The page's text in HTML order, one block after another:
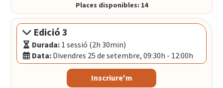
Dilluns 14 de setembre, 10:00h - 12:30h
Porta22- Carrer Llacuna, 156 - 162, BARCELONA
Places disponibles: 14
Edició 3
Durada: 1 sessió (2h 30min)
Data: Divendres 25 de setembre, 09:30h - 12:00h
Modalitat:Sessió presencial
Català
Inscriure'm